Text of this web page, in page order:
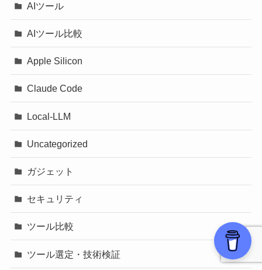
AIツール
AIツール比較
Apple Silicon
Claude Code
Local-LLM
Uncategorized
ガジェット
セキュリティ
ツール比較
ツール選定・技術検証